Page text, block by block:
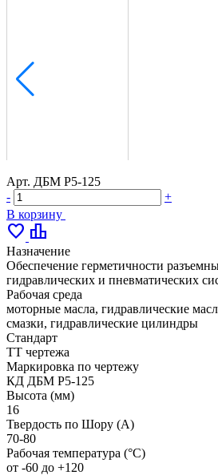
Арт. ДБМ Р5-125
-
+
В корзину
favorite leaderboard
Назначение
Обеспечение герметичности
гидравлических и пневматических
Рабочая среда
моторные масла, гидравлические
смазки, гидравлические цилиндры
Стандарт
ТТ чертежа
Маркировка по чертежу
КД ДБМ Р5-125
Высота (мм)
16
Твердость по Шору (А)
70-80
Рабочая температура (°С)
от -60 до +120